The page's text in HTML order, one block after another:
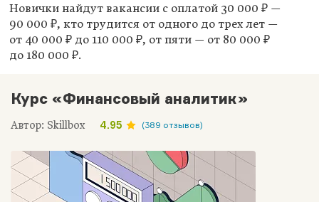
Новички найдут вакансии с оплатой 30 000 ₽ —
90 000 ₽, кто трудится от одного до трех лет —
от 40 000 ₽ до 110 000 ₽, от пяти — от 80 000 ₽
до 180 000 ₽.
Курс «Финансовый аналитик»
Автор: Skillbox 4.95 (389 отзывов)